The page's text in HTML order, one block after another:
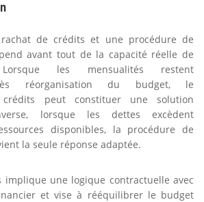
de crédits et une procédure de
avant tout de la capacité réelle de
Lorsque les mensualités restent
réorganisation du budget, le
crédits peut constituer une solution
lorsque les dettes excèdent
disponibles, la procédure de
la seule réponse adaptée.
implique une logique contractuelle avec
et vise à rééquilibrer le budget